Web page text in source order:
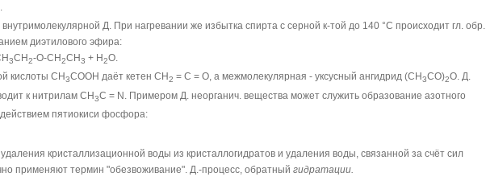
Д. При нагревании же избытка спирта с серной к-той до 140 °С происходит гл. обр.
диэтилового эфира:
3CH2-O-CH2CH3 + H2O.
кислоты СН3СООН даёт кетен СН2 = С = О, а межмолекулярная - уксусный ангидрид (СН3СО)2О. Д.
к нитрилам CH3C = N. Примером Д. неорганич. вещества может служить образование азотного
пятиокиси фосфора:
кристаллизационной воды из кристаллогидратов и удаления воды, связанной за счёт сил
применяют термин "обезвоживание". Д.-процесс, обратный гидратации.